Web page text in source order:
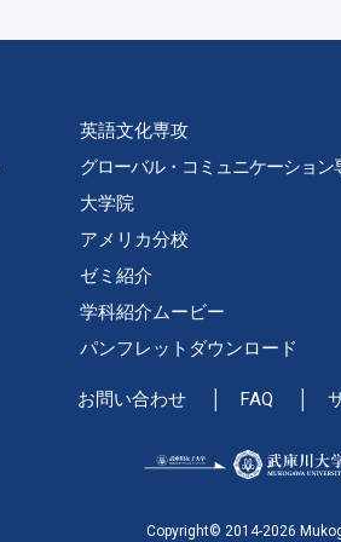
英語文化専攻
グローバル・コミュニケーション
大学院
アメリカ分校
ゼミ紹介
学科紹介ムービー
パンフレットダウンロード
お問い合わせ FAQ
Copyright© 2014-2026